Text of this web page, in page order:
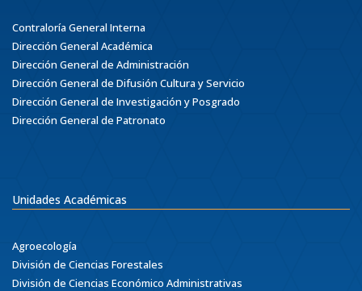
Contraloría General Interna
Dirección General Académica
Dirección General de Administración
Dirección General de Difusión Cultura y Servicio
Dirección General de Investigación y Posgrado
Dirección General de Patronato
Unidades Académicas
Agroecología
División de Ciencias Forestales
División de Ciencias Económico Administrativas